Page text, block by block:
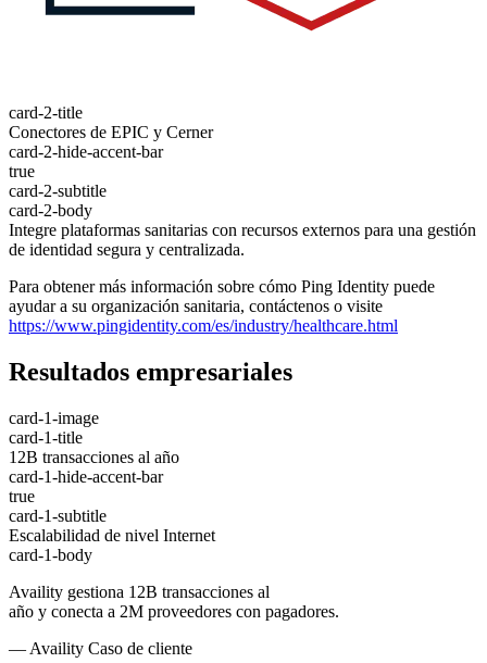
card-2-title
Conectores de EPIC y Cerner
card-2-hide-accent-bar
true
card-2-subtitle
card-2-body
Integre plataformas sanitarias con recursos externos para una gestión
de identidad segura y centralizada.
Para obtener más información sobre cómo Ping Identity puede
ayudar a su organización sanitaria, contáctenos o visite
https://www.pingidentity.com/es/industry/healthcare.html
Resultados empresariales
card-1-image
card-1-title
12B transacciones al año
card-1-hide-accent-bar
true
card-1-subtitle
Escalabilidad de nivel Internet
card-1-body
Availity gestiona 12B transacciones al
año y conecta a 2M proveedores con pagadores.
— Availity Caso de cliente